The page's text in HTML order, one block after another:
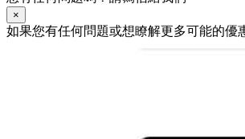
×
如果您有任何問題或想瞭解更多可能的優